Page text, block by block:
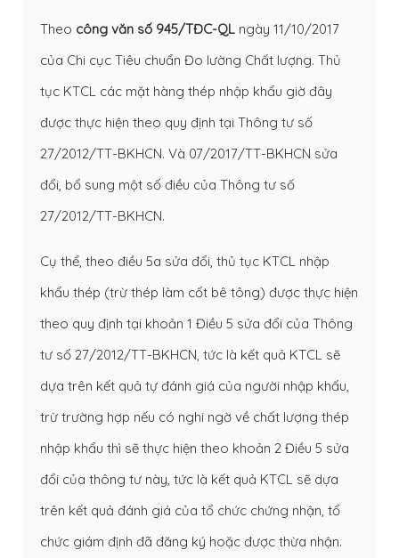
Theo công văn số 945/TĐC-QL ngày 11/10/2017
của Chi cục Tiêu chuẩn Đo lường Chất lượng. Thủ
tục KTCL các mặt hàng thép nhập khẩu giờ đây
được thực hiện theo quy định tại Thông tư số
27/2012/TT-BKHCN. Và 07/2017/TT-BKHCN sửa
đổi, bổ sung một số điều của Thông tư số
27/2012/TT-BKHCN.
Cụ thể, theo điều 5a sửa đổi, thủ tục KTCL nhập
khẩu thép (trừ thép làm cốt bê tông) được thực hiện
theo quy định tại khoản 1 Điều 5 sửa đổi của Thông
tư số 27/2012/TT-BKHCN, tức là kết quả KTCL sẽ
dựa trên kết quả tự đánh giá của người nhập khấu,
trừ trường hợp nếu có nghi ngờ về chất lượng thép
nhập khẩu thì sẽ thực hiện theo khoản 2 Điều 5 sửa
đổi của thông tư này, tức là kết quả KTCL sẽ dựa
trên kết quả đánh giá của tổ chức chứng nhận, tổ
chức giám định đã đăng ký hoặc được thừa nhận.